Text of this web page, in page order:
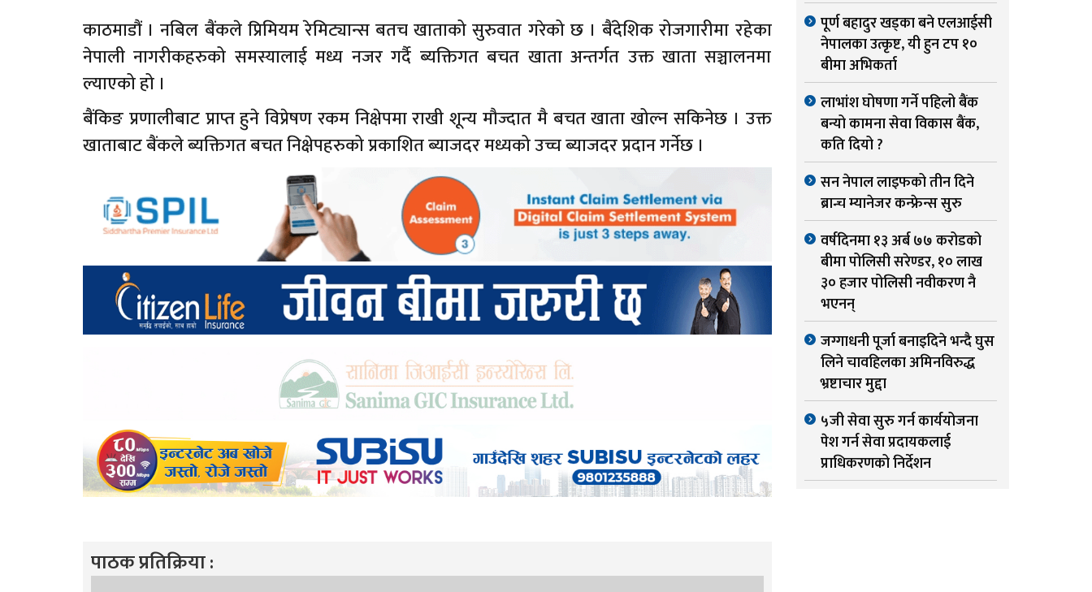
काठमाडौं । नबिल बैंकले प्रिमियम रेमिट्यान्स बतच खाताको सुरुवात गरेको छ । बैंदेशिक रोजगारीमा रहेका
नेपाली नागरीकहरुको समस्यालाई मध्य नजर गर्दै ब्यक्तिगत बचत खाता अन्तर्गत उक्त खाता सञ्चालनमा
ल्याएको हो ।
बैंकिङ प्रणालीबाट प्राप्त हुने विप्रेषण रकम निक्षेपमा राखी शून्य मौज्दात मै बचत खाता खोल्न सकिनेछ । उक्त
खाताबाट बैंकले ब्यक्तिगत बचत निक्षेपहरुको प्रकाशित ब्याजदर मध्यको उच्च ब्याजदर प्रदान गर्नेछ ।
पाठक प्रतिक्रिया :
पूर्ण बहादुर खड्का बने एलआईसी
नेपालका उत्कृष्ट, यी हुन टप १०
बीमा अभिकर्ता
लाभांश घोषणा गर्ने पहिलो बैंक
बन्यो कामना सेवा विकास बैंक,
कति दियो ?
सन नेपाल लाइफको तीन दिने
ब्रान्च म्यानेजर कन्फ्रेन्स सुरु
वर्षदिनमा १३ अर्ब ७७ करोडको
बीमा पोलिसी सरेण्डर, १० लाख
३० हजार पोलिसी नवीकरण नै
भएनन्
जग्गाधनी पूर्जा बनाइदिने भन्दै घुस
लिने चावहिलका अमिनविरुद्ध
भ्रष्टाचार मुद्दा
५जी सेवा सुरु गर्न कार्ययोजना
पेश गर्न सेवा प्रदायकलाई
प्राधिकरणको निर्देशन